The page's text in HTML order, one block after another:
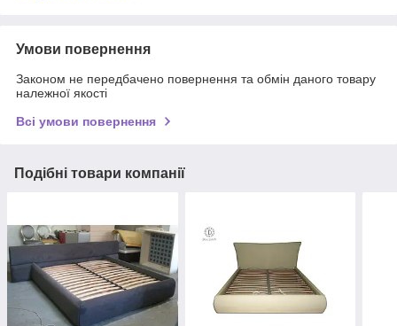
Умови повернення
Законом не передбачено повернення та обмін даного товару
належної якості
Всі умови повернення
Подібні товари компанії